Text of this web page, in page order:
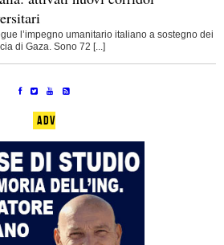
l’impegno umanitario italiano a sostegno dei
di Gaza. Sono 72 [...]
ADV